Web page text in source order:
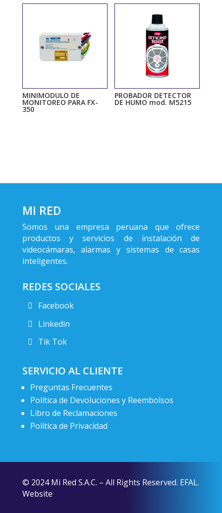
MINIMODULO DE
MONITOREO PARA FX-
350
PROBADOR DETECTOR
DE HUMO mod. M5215
MI RED
Somos una empresa peruana que ofrece
productos y servicios de instalación de
videocámaras, alarmas y sistemas de casas
inteligentes.
REDES SOCIALES
Facebook
Linkedin
Tik Tok
SERVICIO AL CLIENTE
Preguntas Frecuentes
Política de Devoluciones y Reembolsos
Libro de Reclamaciones
Política de Privacidad
© 2024 Mi Red S.A.C. – All Rights Reserved. EFAL.
Website